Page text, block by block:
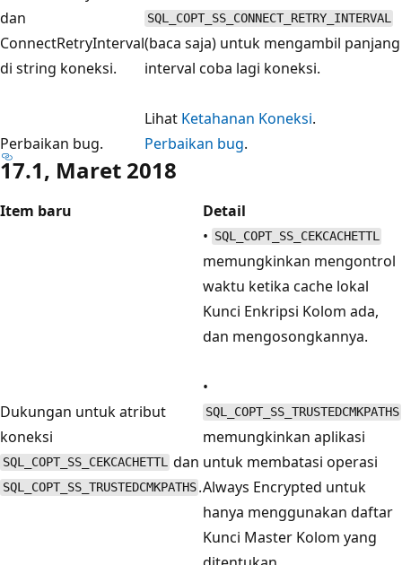
dan
ConnectRetryInterval
di string koneksi.
SQL_COPT_SS_CONNECT_RETRY_INTERVAL
(baca saja) untuk mengambil panjang
interval coba lagi koneksi.
Lihat Ketahanan Koneksi.
Perbaikan bug.
Perbaikan bug.
17.1, Maret 2018
Item baru Detail
Dukungan untuk atribut
koneksi
SQL_COPT_SS_CEKCACHETTL dan
SQL_COPT_SS_TRUSTEDCMKPATHS .
• SQL_COPT_SS_CEKCACHETTL
memungkinkan mengontrol
waktu ketika cache lokal
Kunci Enkripsi Kolom ada,
dan mengosongkannya.
•
SQL_COPT_SS_TRUSTEDCMKPATHS
memungkinkan aplikasi
untuk membatasi operasi
Always Encrypted untuk
hanya menggunakan daftar
Kunci Master Kolom yang